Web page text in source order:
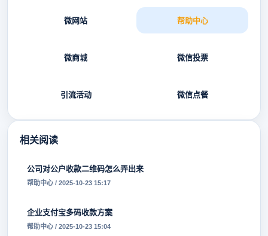
微网站 帮助中心
微商城 微信投票
引流活动 微信点餐
相关阅读
公司对公户收款二维码怎么弄出来
帮助中心 / 2025-10-23 15:17
企业支付宝多码收款方案
帮助中心 / 2025-10-23 15:04